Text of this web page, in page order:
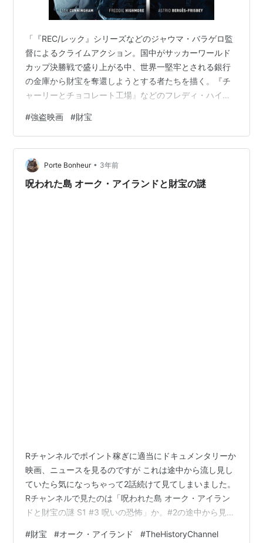
「『REC/レック』シリーズなどのジャウマ・バラゲロ監
督によるクライムアクション。国中がサッカーワールド
カップ決勝戦で盛り上がる中、世界一堅牢とされる銀行
の金庫から財宝を奪還しようとする者たちを描く。『チ
ャーリーとチョコレート工場』などのフレディ・ハイモ
ニンガム、『ロシアン・ルーレット』などのサム・ライ
リーのほか、ファムケ・ヤンセン、アストリッド・ベル
ジュ=フリスベらが共演する」シネマトゥデイ そこそこ
楽しめます。 が、繰り返し観るほどではありません
(笑)。 それでは・・・。 2021年 スペイン / フランス 日
#強盗映画 #財宝
Porte Bonheur • 3年前
呪われた島 オーク・アイランドと財宝の謎
Rチャンネルでポイント稼ぎに適当にドキュメンタリーか
映画、ニュースを見るのですが これは途中から流し見し
ていたら気になっちゃって2話続けて見てしまいました。
Rチャンネルで見たのは「呪われた島 オーク・アイラン
ドと財宝の謎 S1 #3 呪いの恐怖」か。#2の途中から見た
ウォーキング行けなくなっちゃう。 この動画の部分まで
#財宝 #オーク・アイランド #TheHistoryChannel